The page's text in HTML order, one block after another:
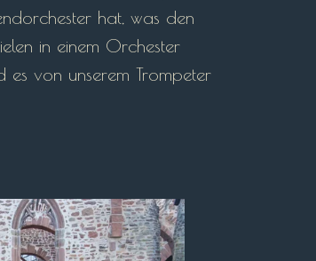
hat, was den
in einem Orchester
es von unserem Trompeter